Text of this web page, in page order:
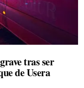
tras ser
de Usera